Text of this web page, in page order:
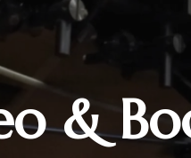
&